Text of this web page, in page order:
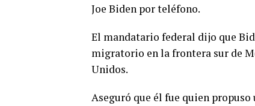
Joe Biden por teléfono.
El mandatario federal dijo que
migratorio en la frontera sur de
Unidos.
Aseguró que él fue quien